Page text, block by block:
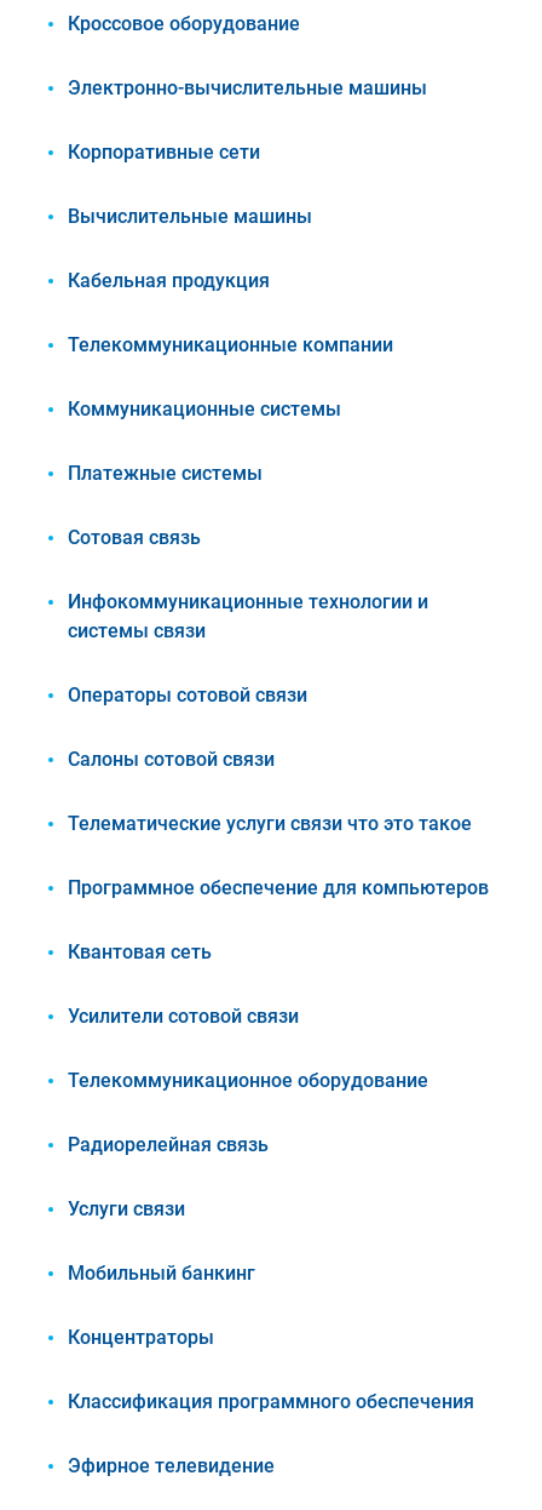
Кроссовое оборудование
Электронно-вычислительные машины
Корпоративные сети
Вычислительные машины
Кабельная продукция
Телекоммуникационные компании
Коммуникационные системы
Платежные системы
Сотовая связь
Инфокоммуникационные технологии и
системы связи
Операторы сотовой связи
Салоны сотовой связи
Телематические услуги связи что это такое
Программное обеспечение для компьютеров
Квантовая сеть
Усилители сотовой связи
Телекоммуникационное оборудование
Радиорелейная связь
Услуги связи
Мобильный банкинг
Концентраторы
Классификация программного обеспечения
Эфирное телевидение